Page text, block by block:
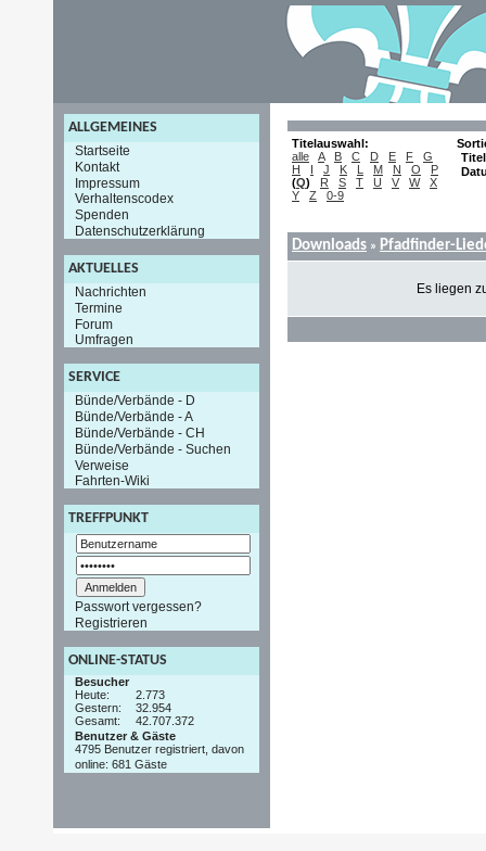
ALLGEMEINES
Startseite
Kontakt
Impressum
Verhaltenscodex
Spenden
Datenschutzerklärung
AKTUELLES
Nachrichten
Termine
Forum
Umfragen
SERVICE
Bünde/Verbände - D
Bünde/Verbände - A
Bünde/Verbände - CH
Bünde/Verbände - Suchen
Verweise
Fahrten-Wiki
TREFFPUNKT
Passwort vergessen?
Registrieren
ONLINE-STATUS
Besucher
Heute:
2.773
Gestern:
32.954
Gesamt:
42.707.372
Benutzer & Gäste
4795 Benutzer registriert, davon
online: 681 Gäste
Titelauswahl:
alle
A B C D E F
G
H
I J K L M N O
P
(Q) R S T U V W
X
Y
Z 0-9
Titel
Downloads » Pfadfinder-
Es liegen